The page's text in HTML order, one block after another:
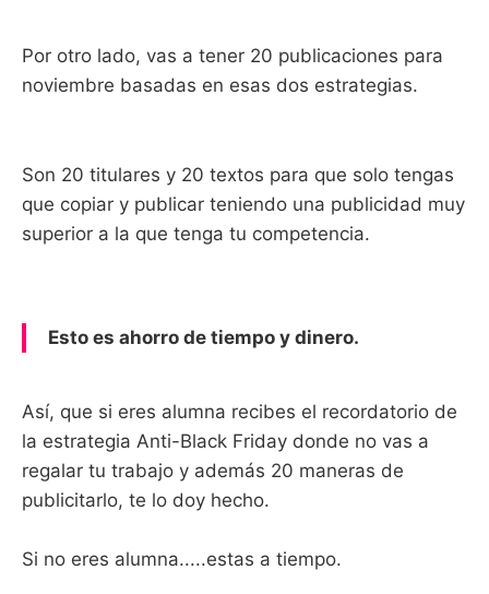
Por otro lado, vas a tener 20 publicaciones para
noviembre basadas en esas dos estrategias.
Son 20 titulares y 20 textos para que solo tengas
que copiar y publicar teniendo una publicidad muy
superior a la que tenga tu competencia.
Esto es ahorro de tiempo y dinero.
Así, que si eres alumna recibes el recordatorio de
la estrategia Anti-Black Friday donde no vas a
regalar tu trabajo y además 20 maneras de
publicitarlo, te lo doy hecho.
Si no eres alumna.....estas a tiempo.